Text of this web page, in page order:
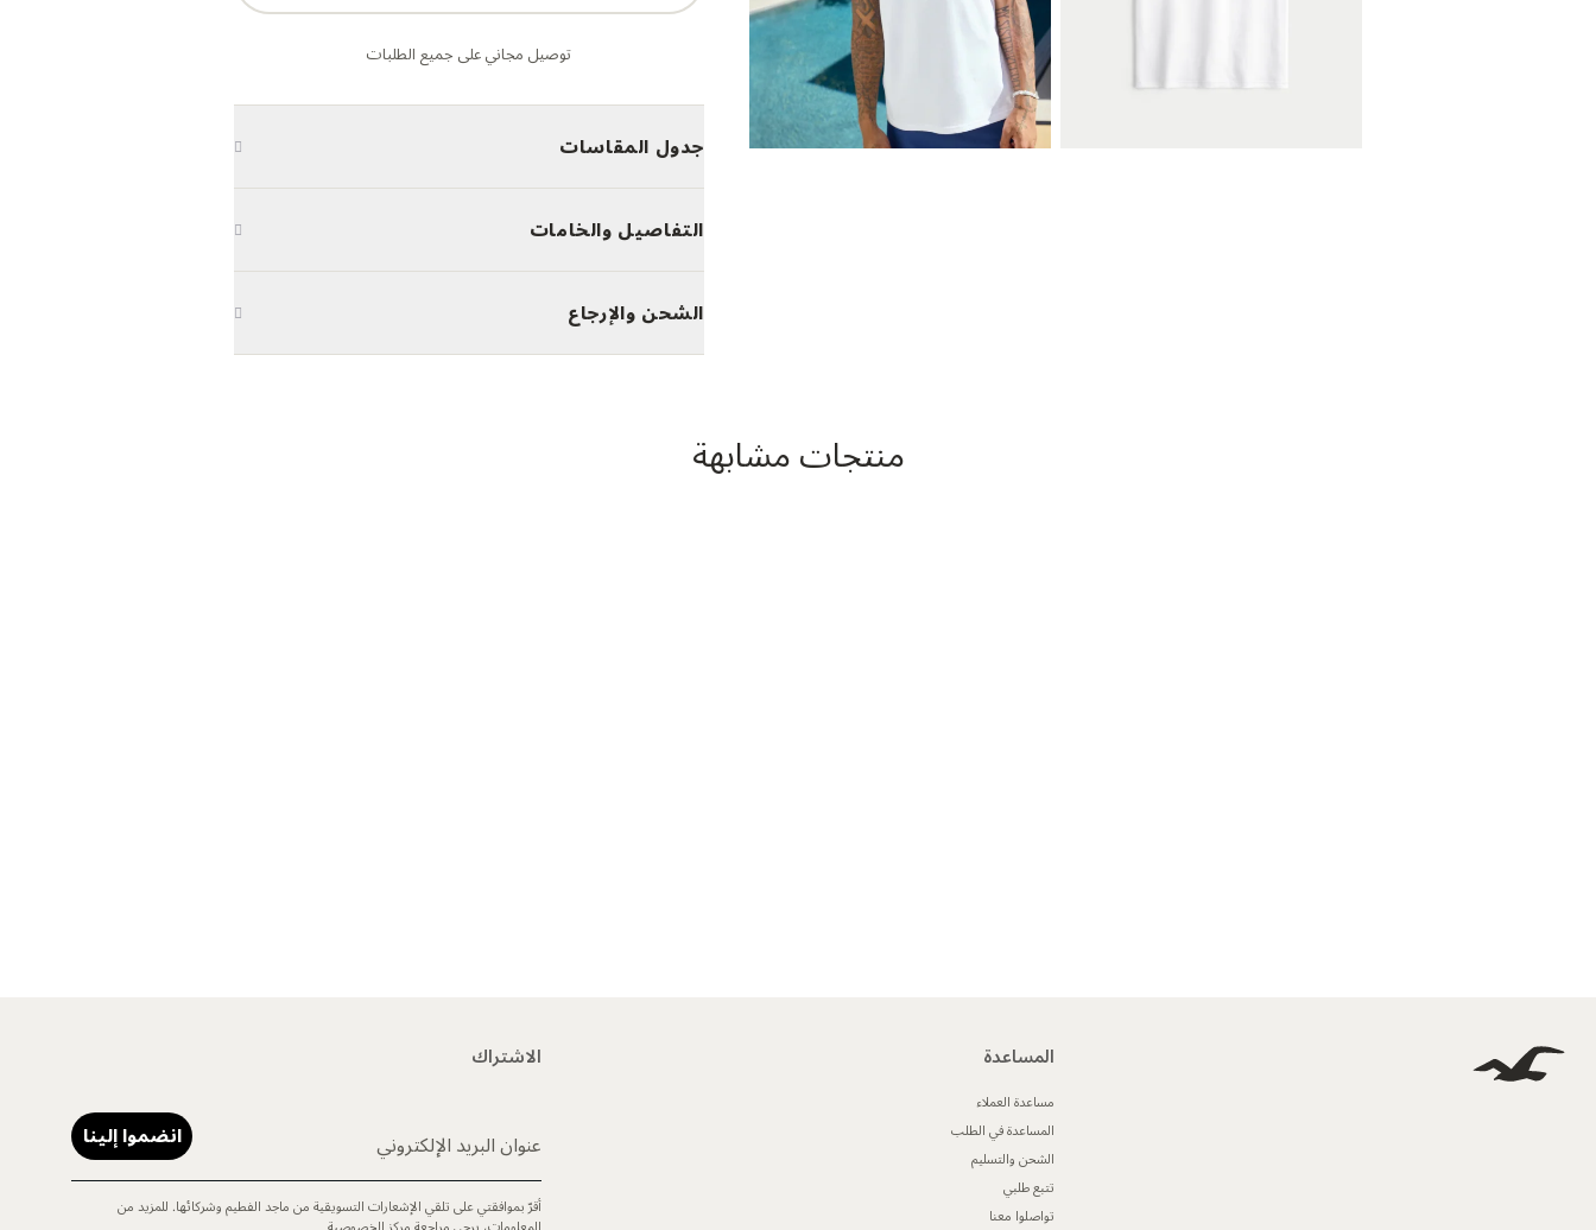
توصيل مجاني على جميع الطلبات
جدول المقاسات
التفاصيل والخامات
الشحن والإرجاع
منتجات مشابهة
المساعدة
مساعدة العملاء
المساعدة في الطلب
الشحن والتسليم
تتبع طلبي
تواصلوا معنا
الاشتراك
عنوان البريد الإلكتروني انضموا إلينا
أقرّ بموافقتي على تلقي الإشعارات التسويقية من ماجد الفطيم وشركائها. للمزيد من